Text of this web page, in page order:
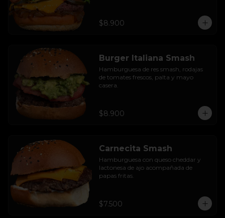
$8.900
Burger Italiana Smash
Hamburguesa de res smash, rodajas
de tomates frescos, palta y mayo
casera.
$8.900
Carnecita Smash
Hamburguesa con queso cheddar y
lactonesa de ajo acompañada de
papas fritas.
$7.500